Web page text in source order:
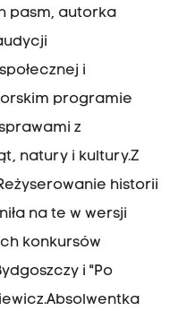
pasm, autorka
i
programie
z
natury i kultury.Z
historii
na te w wersji
konkursów
i "Po